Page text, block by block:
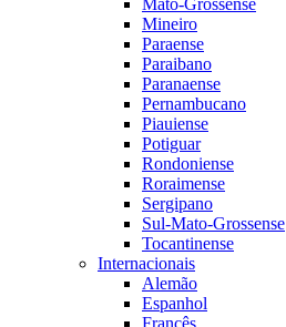
Mineiro
Paraense
Paraibano
Paranaense
Pernambucano
Piauiense
Potiguar
Rondoniense
Roraimense
Sergipano
Sul-Mato-Grossense
Tocantinense
Internacionais
Alemão
Espanhol
Francês